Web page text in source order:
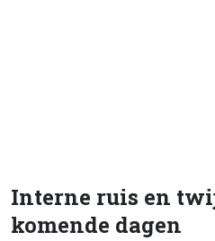
Interne ruis en
komende dagen